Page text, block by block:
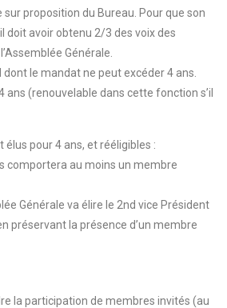
sur proposition du Bureau. Pour que son
doit avoir obtenu 2/3 des voix des
Générale.
le mandat ne peut excéder 4 ans.
ans (renouvelable dans cette fonction s’il
pour 4 ans, et rééligibles :
comportera au moins un membre
Générale va élire le 2nd vice Président
préservant la présence d’un membre
la participation de membres invités (au